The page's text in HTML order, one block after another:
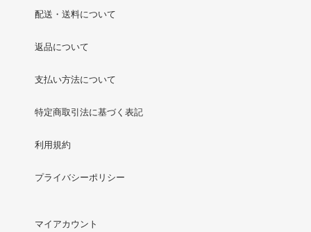
配送・送料について
返品について
支払い方法について
特定商取引法に基づく表記
利用規約
プライバシーポリシー
マイアカウント